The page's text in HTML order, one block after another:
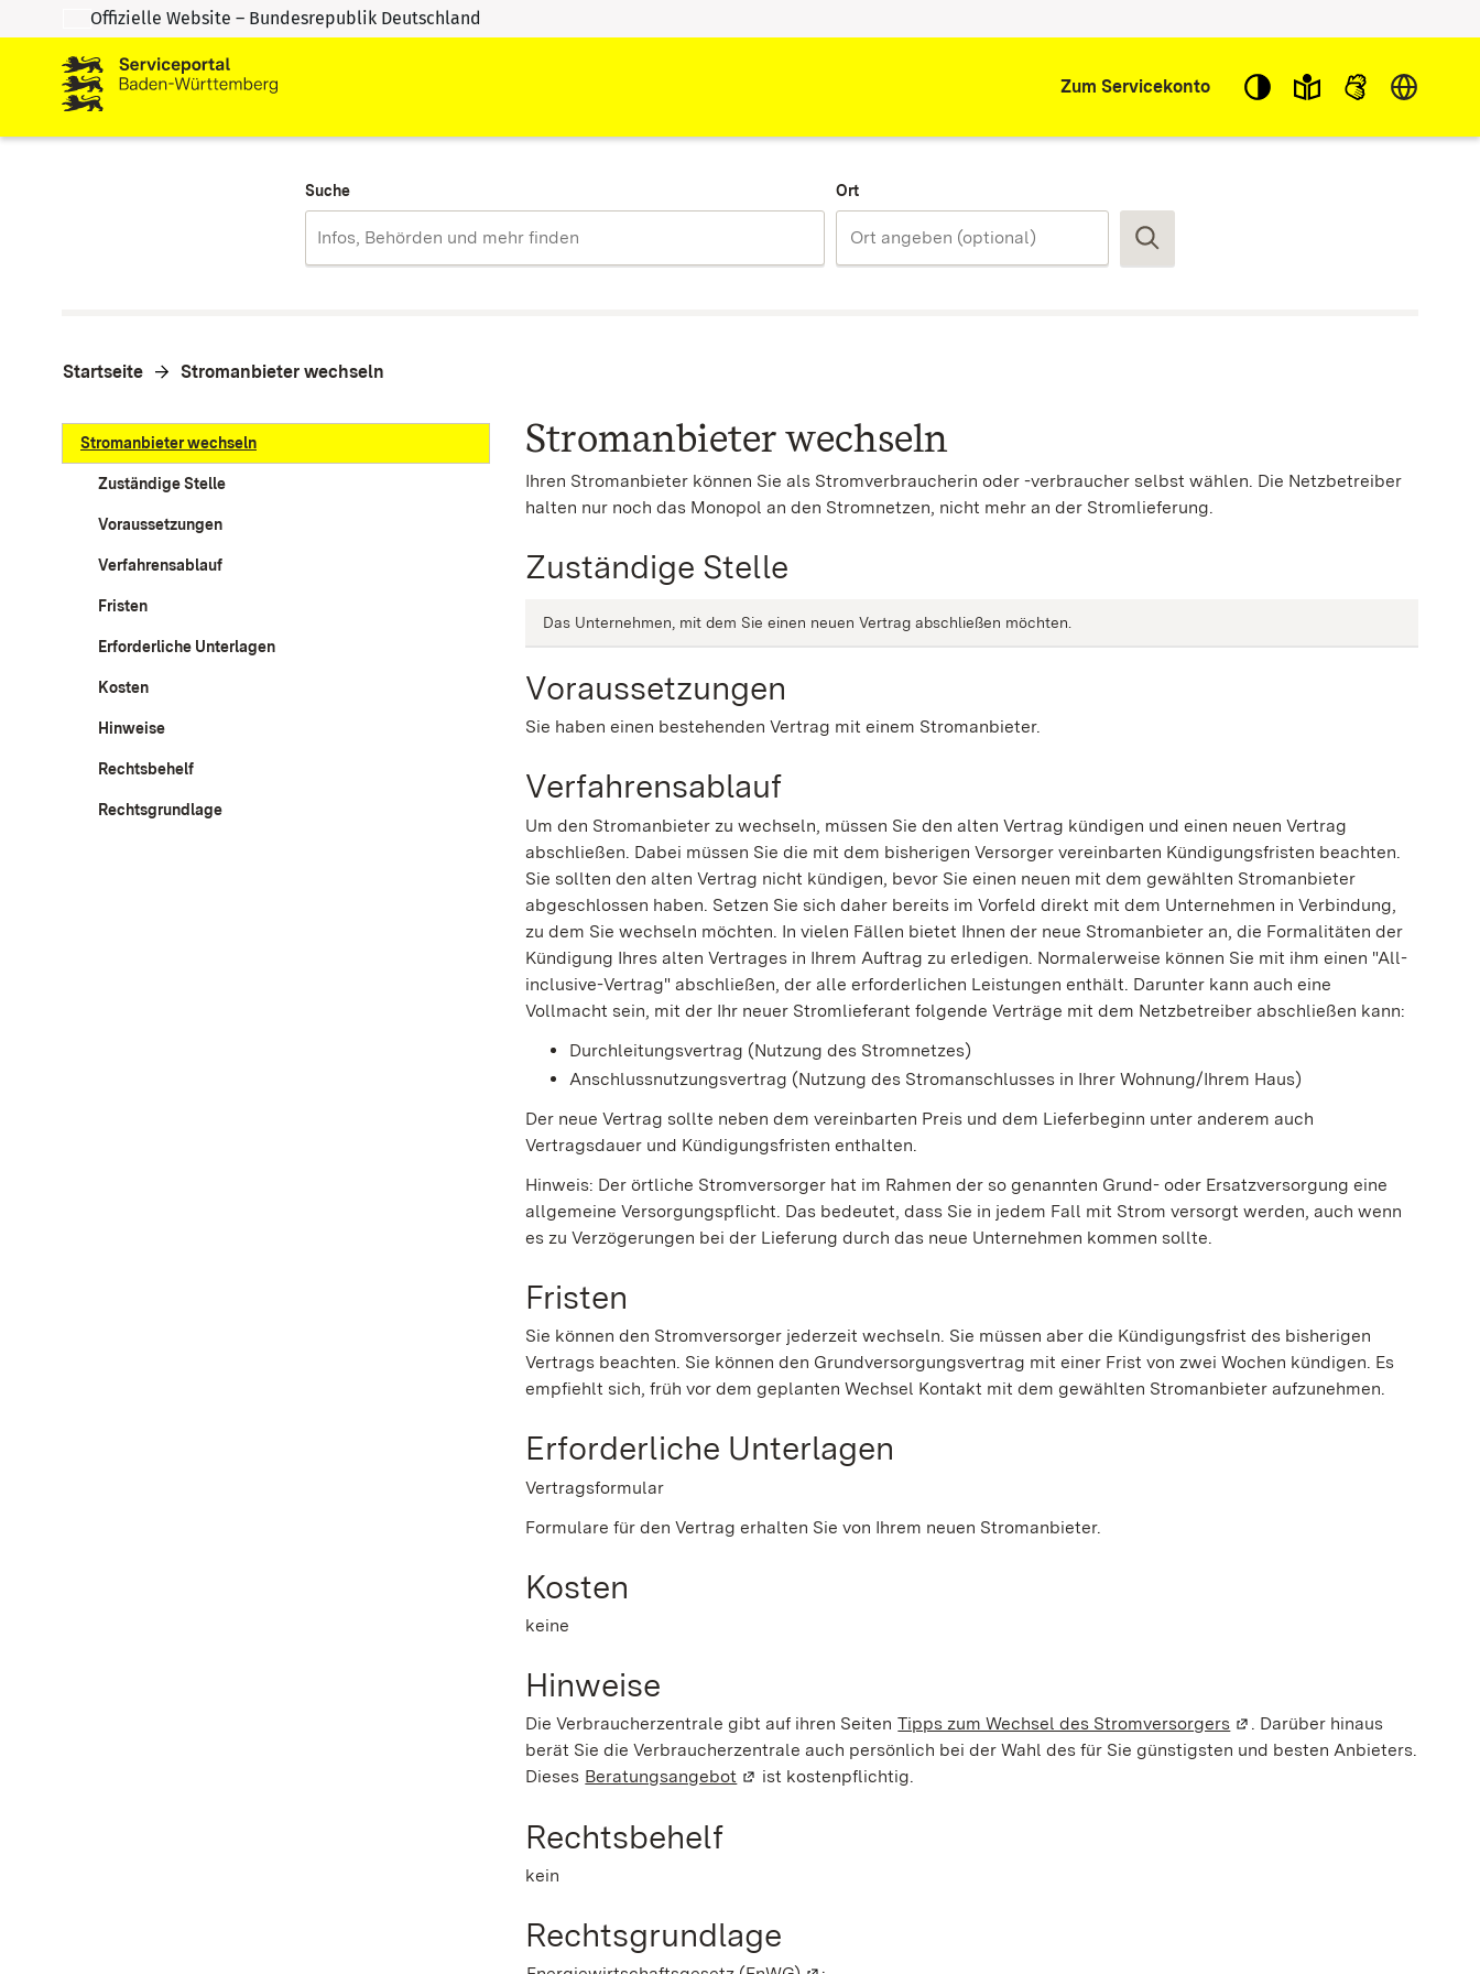
Zum Inhalt springen
Zur Suche springen
Offizielle Website – Bundesrepublik Deutschland
Zum Servicekonto Sprache
Suche Ort
Suchen
Startseite Stromanbieter wechseln
Stromanbieter wechseln
Zuständige Stelle
Voraussetzungen
Verfahrensablauf
Fristen
Erforderliche Unterlagen
Kosten
Hinweise
Rechtsbehelf
Rechtsgrundlage
Stromanbieter wechseln
Ihren Stromanbieter können Sie als Stromverbraucherin oder -verbraucher selbst wählen. Die Netzbetreiber
halten nur noch das Monopol an den Stromnetzen, nicht mehr an der Stromlieferung.
Zuständige Stelle
Das Unternehmen, mit dem Sie einen neuen Vertrag abschließen möchten.
Voraussetzungen
Sie haben einen bestehenden Vertrag mit einem Stromanbieter.
Verfahrensablauf
Um den Stromanbieter zu wechseln, müssen Sie den alten Vertrag kündigen und einen neuen Vertrag
abschließen. Dabei müssen Sie die mit dem bisherigen Versorger vereinbarten Kündigungsfristen beachten.
Sie sollten den alten Vertrag nicht kündigen, bevor Sie einen neuen mit dem gewählten Stromanbieter
abgeschlossen haben. Setzen Sie sich daher bereits im Vorfeld direkt mit dem Unternehmen in Verbindung,
zu dem Sie wechseln möchten. In vielen Fällen bietet Ihnen der neue Stromanbieter an, die Formalitäten der
Kündigung Ihres alten Vertrages in Ihrem Auftrag zu erledigen. Normalerweise können Sie mit ihm einen "All-
inclusive-Vertrag" abschließen, der alle erforderlichen Leistungen enthält. Darunter kann auch eine
Vollmacht sein, mit der Ihr neuer Stromlieferant folgende Verträge mit dem Netzbetreiber abschließen kann:
Durchleitungsvertrag (Nutzung des Stromnetzes)
Anschlussnutzungsvertrag (Nutzung des Stromanschlusses in Ihrer Wohnung/Ihrem Haus)
Der neue Vertrag sollte neben dem vereinbarten Preis und dem Lieferbeginn unter anderem auch
Vertragsdauer und Kündigungsfristen enthalten.
Hinweis: Der örtliche Stromversorger hat im Rahmen der so genannten Grund- oder Ersatzversorgung eine
allgemeine Versorgungspflicht. Das bedeutet, dass Sie in jedem Fall mit Strom versorgt werden, auch wenn
es zu Verzögerungen bei der Lieferung durch das neue Unternehmen kommen sollte.
Fristen
Sie können den Stromversorger jederzeit wechseln. Sie müssen aber die Kündigungsfrist des bisherigen
Vertrags beachten. Sie können den Grundversorgungsvertrag mit einer Frist von zwei Wochen kündigen. Es
empfiehlt sich, früh vor dem geplanten Wechsel Kontakt mit dem gewählten Stromanbieter aufzunehmen.
Erforderliche Unterlagen
Vertragsformular
Formulare für den Vertrag erhalten Sie von Ihrem neuen Stromanbieter.
Kosten
keine
Hinweise
Die Verbraucherzentrale gibt auf ihren Seiten Tipps zum Wechsel des Stromversorgers (Wird in einem neuen
. Darüber hinaus
berät Sie die Verbraucherzentrale auch persönlich bei der Wahl des für Sie günstigsten und besten Anbieters.
Dieses Beratungsangebot (Wird in einem neuen Fenster geöffnet)
ist kostenpflichtig.
Rechtsbehelf
kein
Rechtsgrundlage